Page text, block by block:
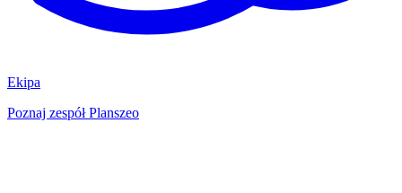
Ekipa
Poznaj zespół Planszeo